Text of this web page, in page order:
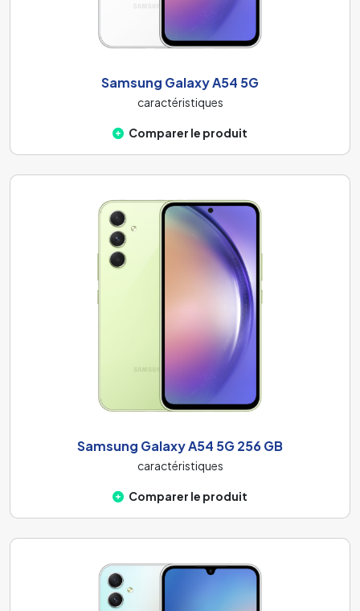
Samsung Galaxy A54 5G
caractéristiques
Comparer le produit
Samsung Galaxy A54 5G 256 GB
caractéristiques
Comparer le produit